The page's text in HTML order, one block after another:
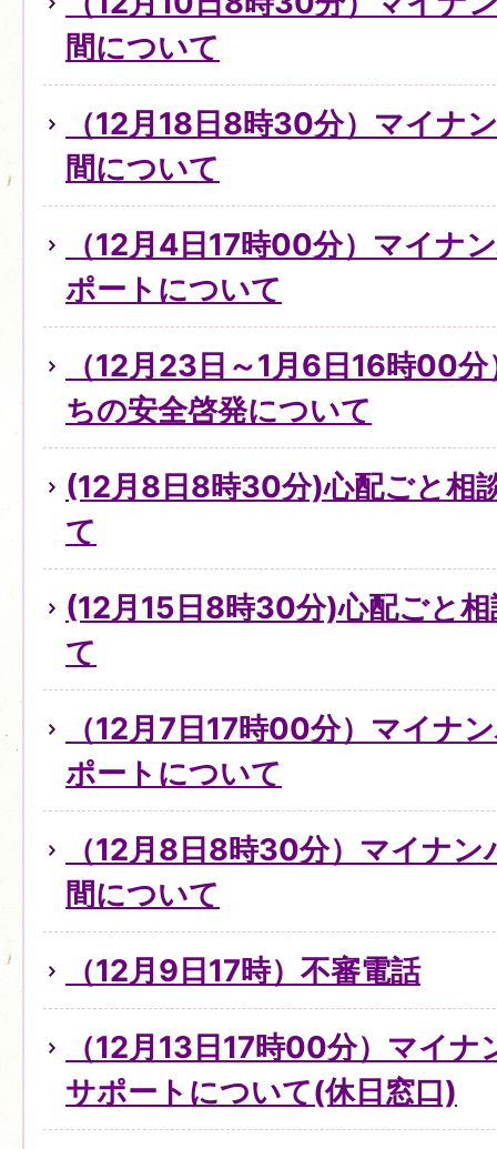
間について
（12月18日8時30分）マイナ
間について
（12月4日17時00分）マイナ
ポートについて
（12月23日～1月6日16時00
ちの安全啓発について
(12月8日8時30分)心配ごと相
て
(12月15日8時30分)心配ごと
て
（12月7日17時00分）マイナ
ポートについて
（12月8日8時30分）マイナ
間について
（12月9日17時）不審電話
（12月13日17時00分）マイ
サポートについて(休日窓口)